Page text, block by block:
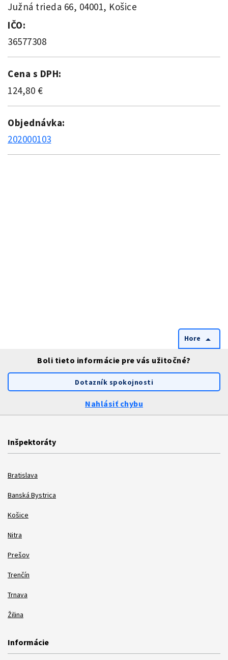
Južná trieda 66, 04001, Košice
IČO:
36577308
Cena s DPH:
124,80 €
Objednávka:
202000103
Hore arrow_drop_up
Boli tieto informácie pre vás užitočné?
Dotazník spokojnosti
Nahlásiť chybu
Inšpektoráty
Bratislava
Banská Bystrica
Košice
Nitra
Prešov
Trenčín
Trnava
Žilina
Informácie